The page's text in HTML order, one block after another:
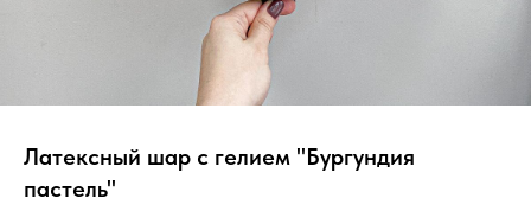
Латексный шар с гелием "Бургундия
пастель"